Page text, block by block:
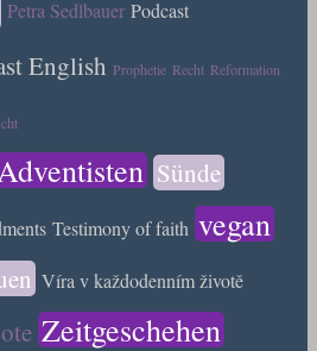
Petra Sedlbauer Podcast
English Prophetie Recht Reformation
Sünde
Testimony of faith vegan
Víra v každodenním životě
Zeitgeschehen